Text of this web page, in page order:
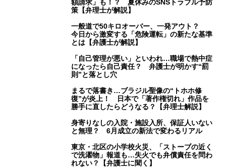
額請求」も！？ 夏休みのSNSトラブル予防
策【弁理士が解説】
一般道で50キロオーバー、一発アウト？
今日から激変する「危険運転」の新たな基準
とは【弁護士が解説】
「自己管理が悪い」といわれ…職場で熱中症
になったら自己責任？ 弁護士が明かす“罰
則”と落とし穴
まるで落書き…ブラジル聖像の“トホホ修
復”が炎上！ 日本で「著作権切れ」作品を
勝手に直したらどうなる？【弁理士解説】
身寄りなしの入院・施設入所、保証人いない
と無理？ 6月成立の新法で変わるリアル
東京・北区の小学校火災、「ストーブの近く
で洗濯物」報道も…失火でも弁償責任を問わ
れない？【弁護士に聞く】